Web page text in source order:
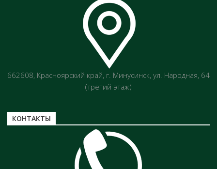
662608, Красноярский край, г. Минусинск, ул. Народная, 64
(третий этаж)
КОНТАКТЫ